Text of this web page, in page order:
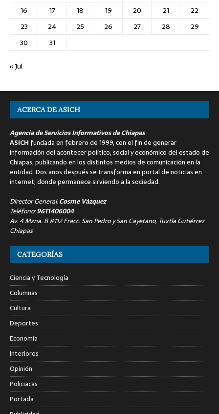
16
17 18 19 20 21
22
23
24 25 26 27 28
29
30
31
« Jul
ACERCA DE ASICH
Agencia de Servicios Informativos de Chiapas
ASICH fundada en febrero de 1999, con el fin de generar
información del acontecer político, social y económico del estado de
Chiapas, publicando en los distintos medios de comunicación en la
entidad. Dos años después se transforma en portal de noticias en
internet, donde permanece sirviendo a la sociedad.
Director General:Cosme Vázquez
Teléfono:9611406004
Av. 4 Mzna. 8 #112 Fracc. San Pedro y San Cayetano, Tuxtla Gutiérrez
Chiapas
CATEGORÍAS
Ciencia y Tecnología
Columnas
Cultura
Deportes
Economía
Interiores
Opinión
Policiacas
Portada